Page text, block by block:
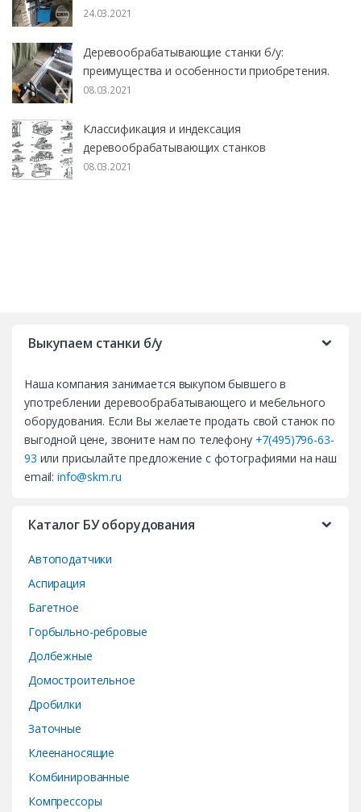
24.03.2021
Деревообрабатывающие станки б/у:
преимущества и особенности приобретения.
08.03.2021
Классификация и индексация
деревообрабатывающих станков
08.03.2021
Выкупаем станки б/у
Наша компания занимается выкупом бывшего в
употреблении деревообрабатывающего и мебельного
оборудования. Если Вы желаете продать свой станок по
выгодной цене, звоните нам по телефону +7(495)796-63-
93 или присылайте предложение с фотографиями на наш
email:info@skm.ru
Каталог БУ оборудования
Автоподатчики
Аспирация
Багетное
Горбыльно-ребровые
Долбежные
Домостроительное
Дробилки
Заточные
Клеенаносящие
Комбинированные
Компрессоры